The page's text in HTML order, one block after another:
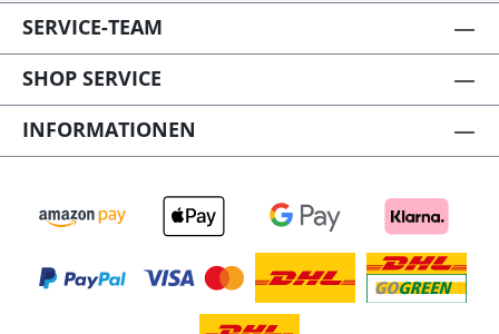
SERVICE-TEAM
SHOP SERVICE
INFORMATIONEN